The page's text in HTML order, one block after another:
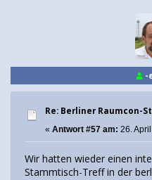
-
Re: Berliner Raumcon-
« Antwort #57 am: 26.
Wir hatten wieder einen
Stammtisch-Treff in der